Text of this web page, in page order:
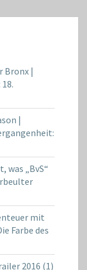
Bronx |
|
was „BvS“
mit
Farbe des
2016 (1)